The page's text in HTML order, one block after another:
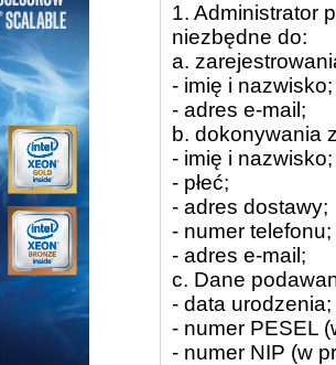
1. Administrator
niezbędne do:
a.
- imię i nazwisko;
- adres e-mail;
b. dokonywania
- imię i nazwisko;
- płeć;
- adres dostawy;
- numer telefonu;
- adres e-mail;
c. Dane
- data urodzenia;
- numer PESEL
- numer NIP (w